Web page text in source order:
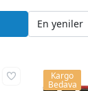
Kargo
Bedava